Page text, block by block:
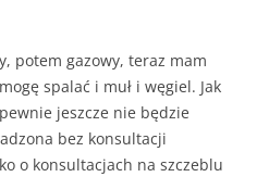
potem gazowy, teraz mam
spalać i muł i węgiel. Jak
jeszcze nie będzie
bez konsultacji
o konsultacjach na szczeblu